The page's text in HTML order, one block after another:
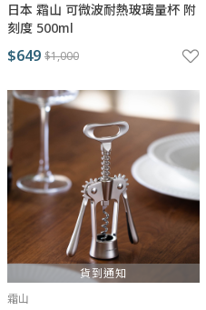
日本 霜山 可微波耐熱玻璃量杯 附
刻度 500ml
$649 $1,000
貨到通知
霜山